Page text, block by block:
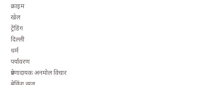
क्राइम
खेल
ट्रेंडिंग
दिल्ली
धर्म
पर्यावरण
प्रेरणादायक अनमोल विचार